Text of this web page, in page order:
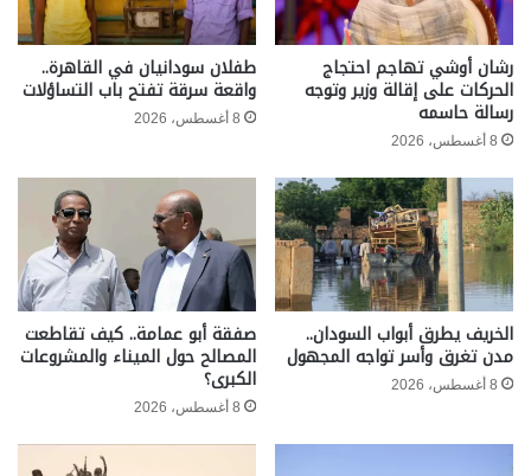
رشان أوشي تهاجم احتجاج
الحركات على إقالة وزير وتوجه
رسالة حاسمه
8 أغسطس، 2026
طفلان سودانيان في القاهرة..
واقعة سرقة تفتح باب التساؤلات
8 أغسطس، 2026
الخريف يطرق أبواب السودان..
مدن تغرق وأسر تواجه المجهول
8 أغسطس، 2026
صفقة أبو عمامة.. كيف تقاطعت
المصالح حول الميناء والمشروعات
الكبرى؟
8 أغسطس، 2026